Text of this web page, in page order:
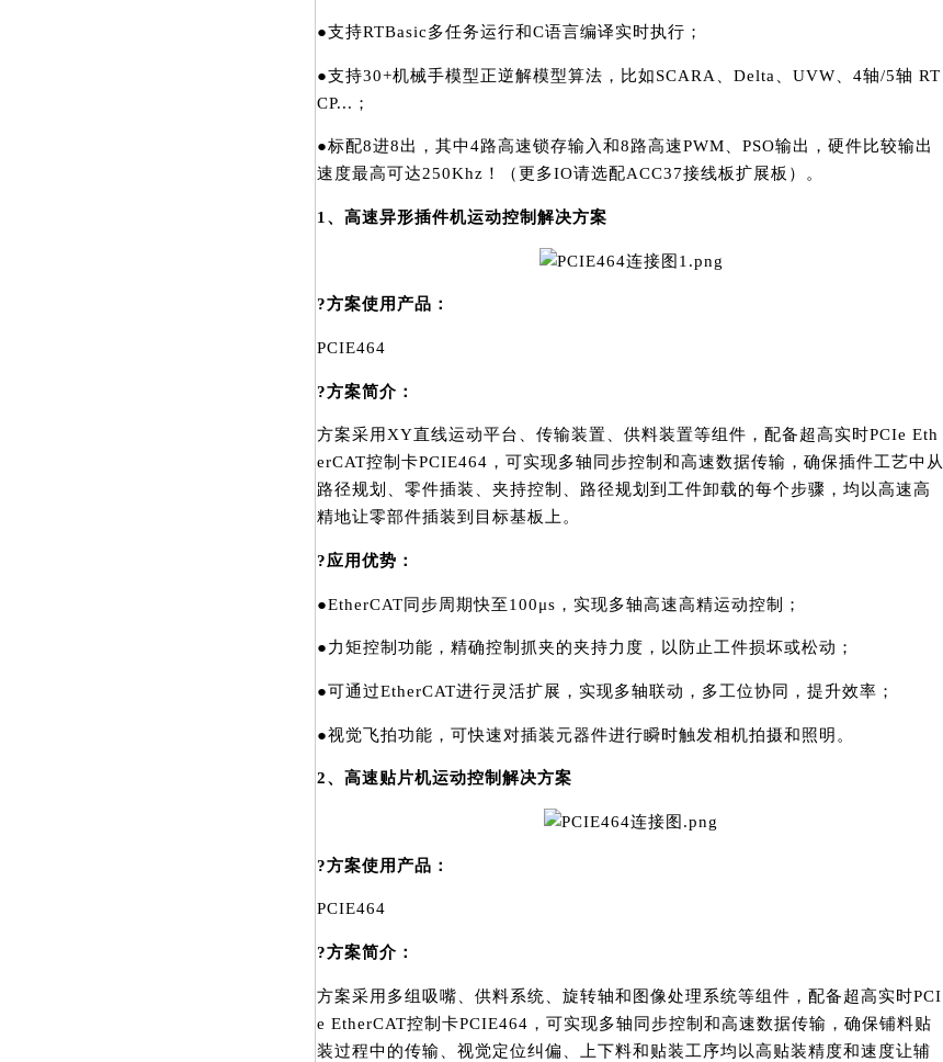
●支持RTBasic多任务运行和C语言编译实时执行；
●支持30+机械手模型正逆解模型算法，比如SCARA、Delta、UVW、4轴/5轴 RT
CP...；
●标配8进8出，其中4路高速锁存输入和8路高速PWM、PSO输出，硬件比较输出
速度最高可达250Khz！（更多IO请选配ACC37接线板扩展板）。
1、高速异形插件机运动控制解决方案
?方案使用产品：
PCIE464
?方案简介：
方案采用XY直线运动平台、传输装置、供料装置等组件，配备超高实时PCIe Eth
erCAT控制卡PCIE464，可实现多轴同步控制和高速数据传输，确保插件工艺中从
路径规划、零件插装、夹持控制、路径规划到工件卸载的每个步骤，均以高速高
精地让零部件插装到目标基板上。
?应用优势：
●EtherCAT同步周期快至100μs，实现多轴高速高精运动控制；
●力矩控制功能，精确控制抓夹的夹持力度，以防止工件损坏或松动；
●可通过EtherCAT进行灵活扩展，实现多轴联动，多工位协同，提升效率；
●视觉飞拍功能，可快速对插装元器件进行瞬时触发相机拍摄和照明。
2、高速贴片机运动控制解决方案
?方案使用产品：
PCIE464
?方案简介：
方案采用多组吸嘴、供料系统、旋转轴和图像处理系统等组件，配备超高实时PCI
e EtherCAT控制卡PCIE464，可实现多轴同步控制和高速数据传输，确保铺料贴
装过程中的传输、视觉定位纠偏、上下料和贴装工序均以高贴装精度和速度让辅